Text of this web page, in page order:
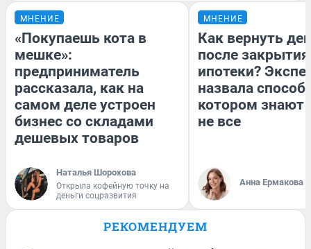
МНЕНИЕ
«Покупаешь кота в
мешке»:
предприниматель
рассказала, как на
самом деле устроен
бизнес со складами
дешевых товаров
Наталья Шорохова
Открыла кофейную точку на
деньги соцразвития
МНЕНИЕ
Как вернуть
после закрытия
ипотеки?
назвала
котором знают
не все
Анна Ермакова
РЕКОМЕНДУЕМ